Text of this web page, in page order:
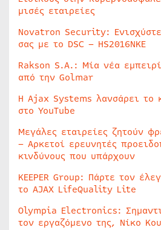
μισές εταιρείες
Novatron Security:
σας με το DSC – HS2016NKE
Rakson S.A.: Μία νέα
από την Golmar
Η Ajax Systems λανσάρει το
στο YouTube
Μεγάλες εταιρείες ζητούν
– Αρκετοί ερευνητές
κινδύνους που υπάρχουν
KEEPER Group: Πάρτε τον
το AJAX LifeQuality Lite
Olympia Electronics:
τον εργαζόμενο της, Νίκο